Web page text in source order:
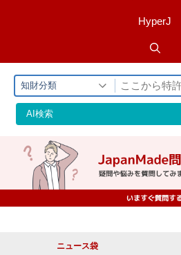
HyperJ
知財分類
AI検索
ニュース袋